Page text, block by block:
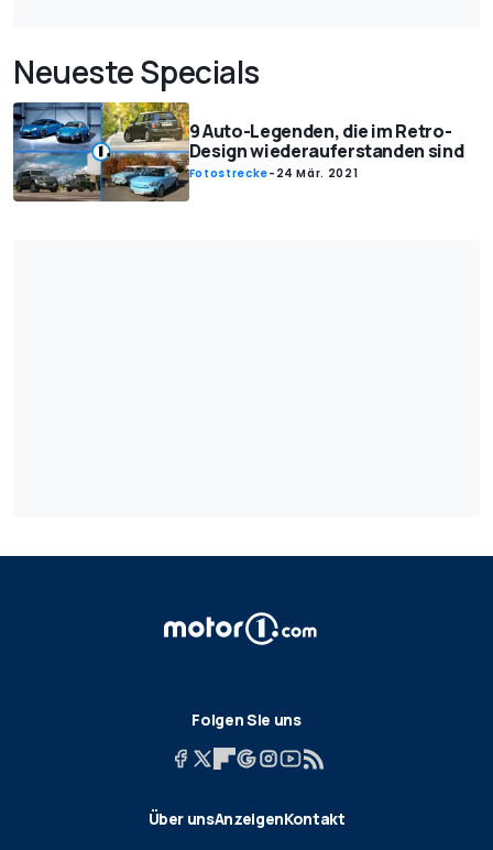
Neueste Specials
9 Auto-Legenden, die im Retro-
Design wiederauferstanden sind
Fotostrecke- 24 Mär. 2021
Folgen Sie uns
Über unsAnzeigenKontakt